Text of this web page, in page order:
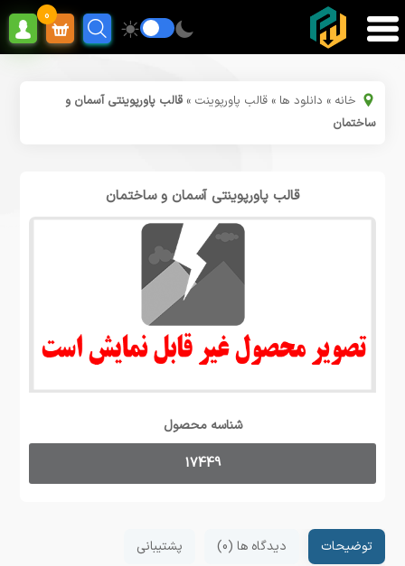
0
خانه » دانلود ها »قالب پاورپوینت »قالب پاورپوینتی آسمان و
ساختمان
قالب پاورپوینتی آسمان و ساختمان
شناسه محصول
17449
توضیحات دیدگاه ها (0) پشتیبانی